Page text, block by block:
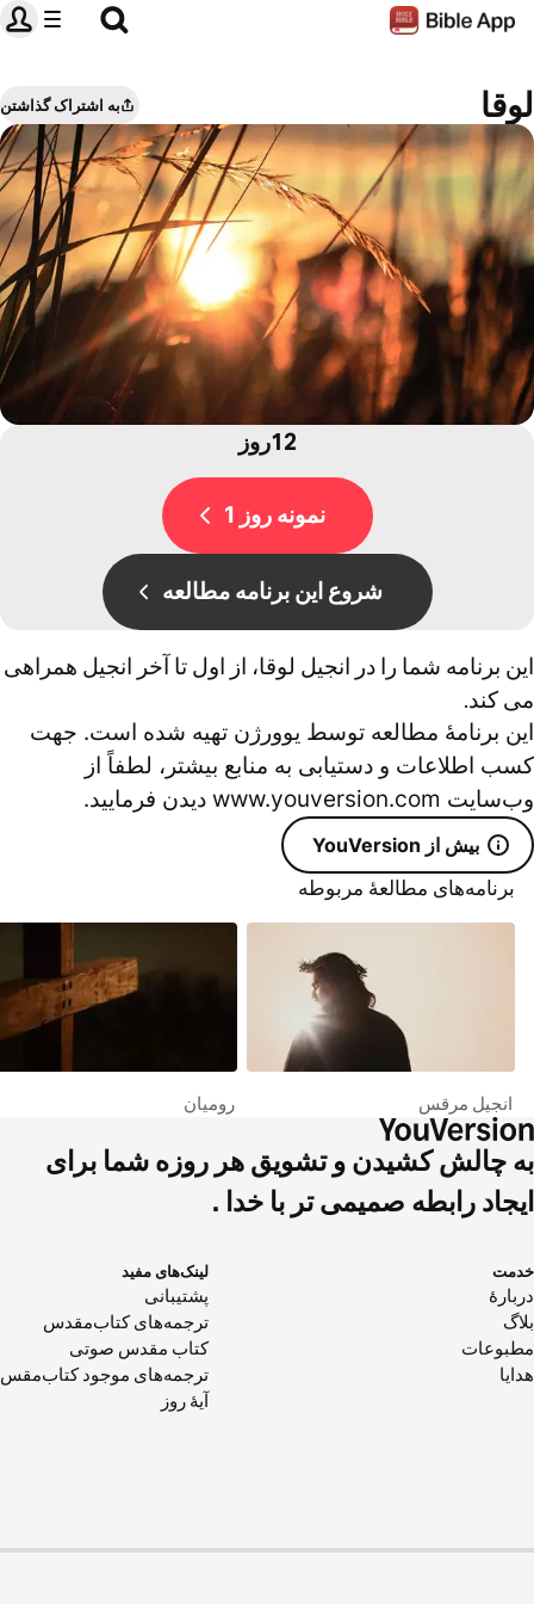
لوقا به اشتراک گذاشتن
12روز
نمونه روز 1
شروع این برنامه مطالعه
این برنامه شما را در انجیل لوقا، از اول تا آخر انجیل همراهی
می کند.
اين برنامۀ مطالعه توسط یوورژن تهیه شده است. جهت
کسب اطلاعات و دستیابی به منابع بیشتر، لطفاً از
وب‌سایت www.youversion.com دیدن فرمایید.
بیش از YouVersion
برنامه‌های مطالعۀ مربوطه
انجیل مرقس رومیان
به چالش کشیدن و تشویق هر روزه شما برای
ایجاد رابطه صمیمی تر با خدا .
خدمت
دربارهٔ
بلاگ
مطبوعات
هدایا
لینک‌های مفید
پشتیبانی
ترجمه‌های کتاب‌مقدس
کتاب‌ مقدس صوتی
ترجمه‌های موجود کتاب‌مقس
آیۀ روز